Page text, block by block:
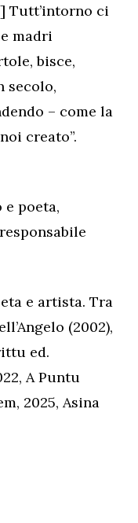
Tutt’intorno ci
madri
bisce,
secolo,
– come la
creato”.
poeta,
e artista. Tra
(2002),
ed.
A Puntu
2025, Asina